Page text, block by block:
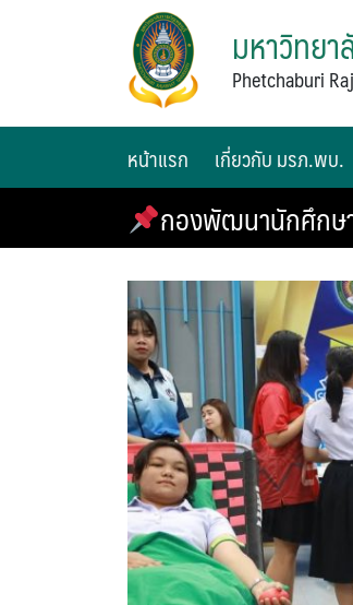
มหาวิทย
Phetchaburi
หน้าแรก เกี่ยวกับ มรภ.พบ.
กองพัฒนานักศึกษ